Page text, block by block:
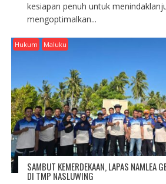
kesiapan penuh untuk
mengoptimalkan...
Hukum Maluku
SAMBUT KEMERDEKAAN, LAPAS NAMLEA
DI TMP NASLUWING